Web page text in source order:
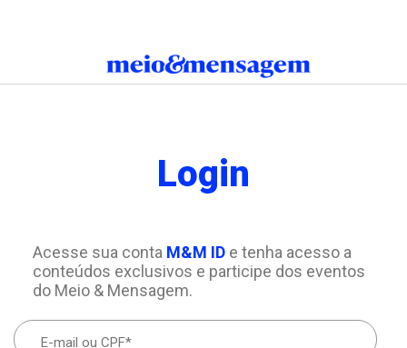
Login
Acesse sua conta M&M IDe tenha acesso a
conteúdos exclusivos e participe dos eventos
do Meio & Mensagem.